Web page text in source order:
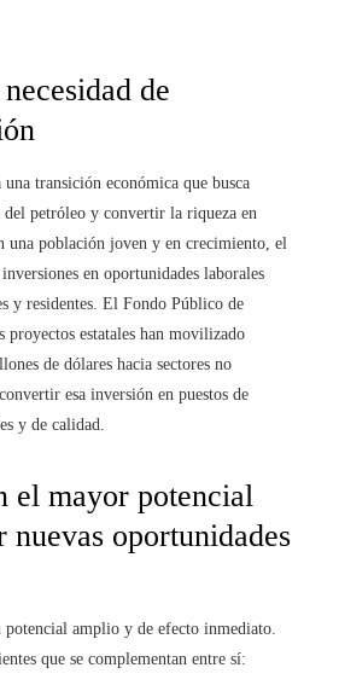
de
transición económica que busca
del petróleo y convertir la riqueza en
una población joven y en crecimiento, el
en oportunidades laborales
y residentes. El Fondo Público de
proyectos estatales han movilizado
de dólares hacia sectores no
esa inversión en puestos de
y de calidad.
el mayor potencial
nuevas oportunidades
potencial amplio y de efecto inmediato.
que se complementan entre sí: